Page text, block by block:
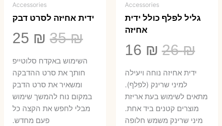
Accessories
גליל לפלף כולל ידית
אחיזה
26₪
המחיר
המקורי
היה:
26 ₪.
16 ₪
הנוכחי
ידית אחיזה נוחה ויעילה
למיני שרינק (לפלף).
מתאים לשימוש בעת אריזת
מוצרים קטנים ביד אחת.
​מיני שרינק משמש חלופה
Accessories
ידית אחיזה לסרט דבק
35₪
המחיר
המקורי
היה:
35 ₪.
25 ₪
₪.
השימוש באקדח סלוטייפ
חותך את סרט ההדבקה
ומשאיר את סרט הדבק
במקום נוח להמשך שימוש
מבלי לחפש את הקצה כל
פעם מחדש.